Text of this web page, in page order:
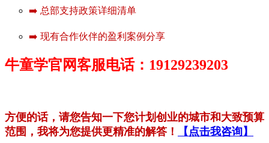
➡️ 总部支持政策详细清单
➡️ 现有合作伙伴的盈利案例分享
牛童学官网客服电话：19129239203
方便的话，请您告知一下您计划创业的城市和大致预算
范围，我将为您提供更精准的解答！
【点击我咨询】